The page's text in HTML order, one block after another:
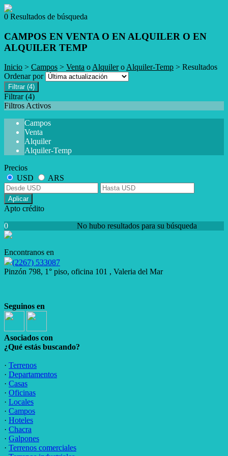
0 Resultados de búsqueda
CAMPOS EN VENTA O EN ALQUILER O EN
ALQUILER TEMP
Inicio > Campos > Venta oAlquileroAlquiler-Temp > Resultados
Ordenar por
Filtrar (4)
Filtrar (4)
Filtros Activos
Campos
Venta
Alquiler
Alquiler-Temp
Precios
USD
ARS
Aplicar
Apto crédito
No hubo resultados para su búsqueda
0
Encontranos en
(2267) 533087
Pinzón 798, 1° piso, oficina 101 , Valeria del Mar
Seguinos en
Asociados con
¿Qué estás buscando?
· Terrenos
· Departamentos
· Casas
· Oficinas
· Locales
· Campos
· Hoteles
· Chacra
· Galpones
· Terrenos comerciales